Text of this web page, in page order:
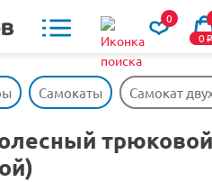
0
0o
Самокаты Самокат
трюковой